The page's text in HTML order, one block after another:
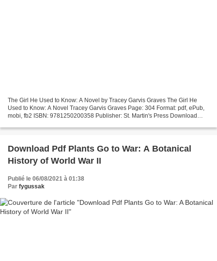
The Girl He Used to Know: A Novel by Tracey Garvis Graves The Girl He
Used to Know: A Novel Tracey Garvis Graves Page: 304 Format: pdf, ePub,
mobi, fb2 ISBN: 9781250200358 Publisher: St. Martin's Press Download
Download Pdf Plants Go to War: A Botanical
History of World War II
Publié le 06/08/2021 à 01:38
Par fygussak